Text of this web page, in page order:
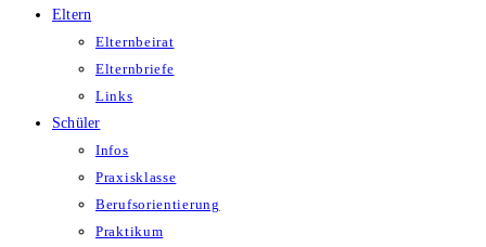
Eltern
Elternbeirat
Elternbriefe
Links
Schüler
Infos
Praxisklasse
Berufsorientierung
Praktikum